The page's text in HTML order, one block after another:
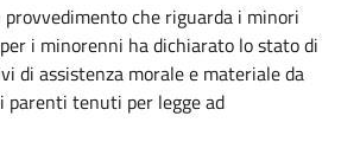
provvedimento che riguarda i minori
i minorenni ha dichiarato lo stato di
di assistenza morale e materiale da
parenti tenuti per legge ad